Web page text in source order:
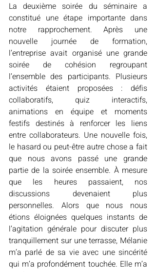
La deuxième soirée du séminaire a
constitué une étape importante dans
notre rapprochement. Après une
nouvelle journée de formation,
l’entreprise avait organisé une grande
soirée de cohésion regroupant
l’ensemble des participants. Plusieurs
activités étaient proposées : défis
collaboratifs, quiz interactifs,
animations en équipe et moments
festifs destinés à renforcer les liens
entre collaborateurs. Une nouvelle fois,
le hasard ou peut-être autre chose a fait
que nous avons passé une grande
partie de la soirée ensemble. À mesure
que les heures passaient, nos
discussions devenaient plus
personnelles. Alors que nous nous
étions éloignées quelques instants de
l’agitation générale pour discuter plus
tranquillement sur une terrasse, Mélanie
m’a parlé de sa vie avec une sincérité
qui m’a profondément touchée. Elle m’a